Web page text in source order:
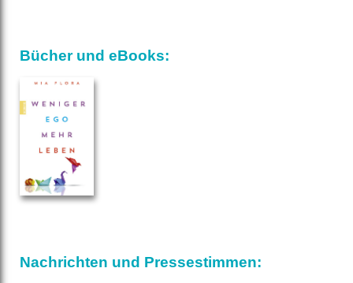
Bücher und eBooks:
Nachrichten und Pressestimmen: